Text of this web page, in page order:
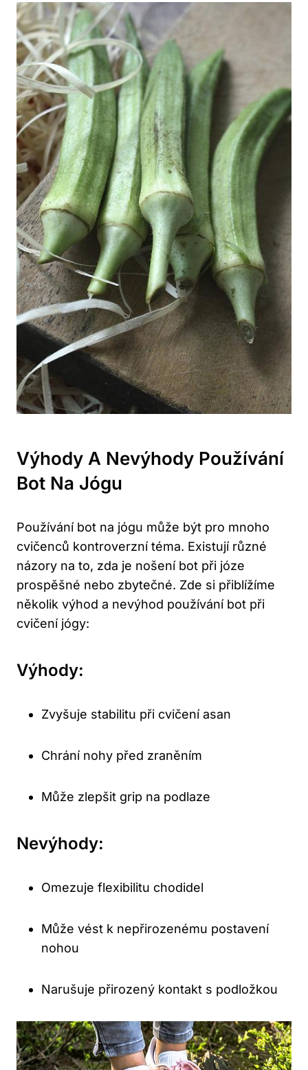
Výhody A Nevýhody Používání
Bot Na Jógu
Používání bot na jógu může být pro mnoho
cvičenců kontroverzní téma. Existují různé
názory na to, zda je nošení bot při józe
prospěšné nebo zbytečné. Zde si přiblížíme
několik výhod a nevýhod používání bot při
cvičení jógy:
Výhody:
Zvyšuje stabilitu při cvičení asan
Chrání nohy před zraněním
Může zlepšit grip na podlaze
Nevýhody:
Omezuje flexibilitu chodidel
Může vést k nepřirozenému postavení
nohou
Narušuje přirozený kontakt s podložkou